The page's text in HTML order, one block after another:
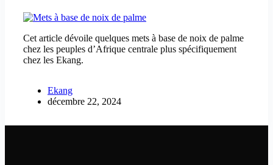
Cet article dévoile quelques mets à base de noix de palme
chez les peuples d’Afrique centrale plus spécifiquement
chez les Ekang.
Ekang
décembre 22, 2024